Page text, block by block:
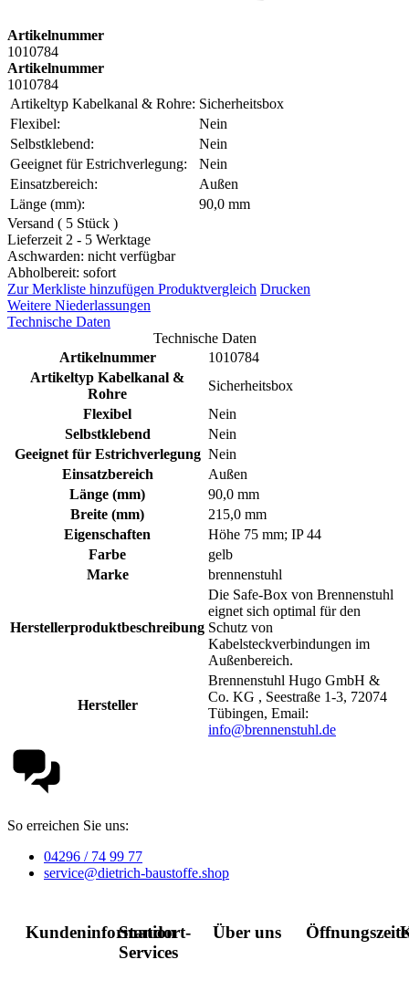
Artikelnummer
1010784
Artikelnummer
1010784
Artikeltyp Kabelkanal & Rohre: Sicherheitsbox
Flexibel:
Nein
Selbstklebend:
Nein
Geeignet für Estrichverlegung:
Nein
Einsatzbereich:
Außen
Länge (mm):
90,0 mm
Versand ( 5 Stück )
Lieferzeit 2 - 5 Werktage
Aschwarden: nicht verfügbar
Abholbereit: sofort
Zur Merkliste hinzufügen Produktvergleich Drucken
Weitere Niederlassungen
Technische Daten
Technische Daten
Artikelnummer
1010784
Artikeltyp Kabelkanal &
Rohre
Sicherheitsbox
Flexibel
Nein
Selbstklebend
Nein
Geeignet für Estrichverlegung Nein
Einsatzbereich
Außen
Länge (mm)
90,0 mm
Breite (mm)
215,0 mm
Eigenschaften
Höhe 75 mm; IP 44
Farbe
gelb
Marke
brennenstuhl
Herstellerproduktbeschreibung
Die Safe-Box von Brennenstuhl
eignet sich optimal für den
Schutz von
Kabelsteckverbindungen im
Außenbereich.
Hersteller
Brennenstuhl Hugo GmbH &
Co. KG , Seestraße 1-3, 72074
Tübingen, Email:
info@brennenstuhl.de
So erreichen Sie uns:
04296 / 74 99 77
service@dietrich-baustoffe.shop
Kundeninformation
Standort-
Services
Über uns